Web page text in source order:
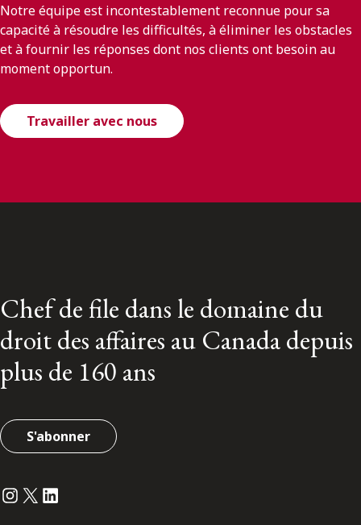
Notre équipe est incontestablement reconnue pour sa
capacité à résoudre les difficultés, à éliminer les obstacles
et à fournir les réponses dont nos clients ont besoin au
moment opportun.
Travailler avec nous
Chef de file dans le domaine du
droit des affaires au Canada depuis
plus de 160 ans
S'abonner
Instagram
Twitter
LinkedIn